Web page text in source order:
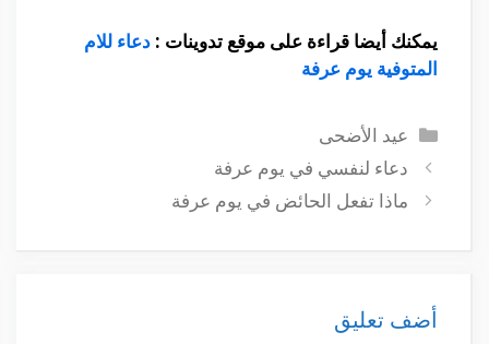
يمكنك أيضا قراءة على موقع تدوينات : دعاء للام
المتوفية يوم عرفة
التصنيفات
عيد الأضحى
دعاء لنفسي في يوم عرفة
ماذا تفعل الحائض في يوم عرفة
أضف تعليق